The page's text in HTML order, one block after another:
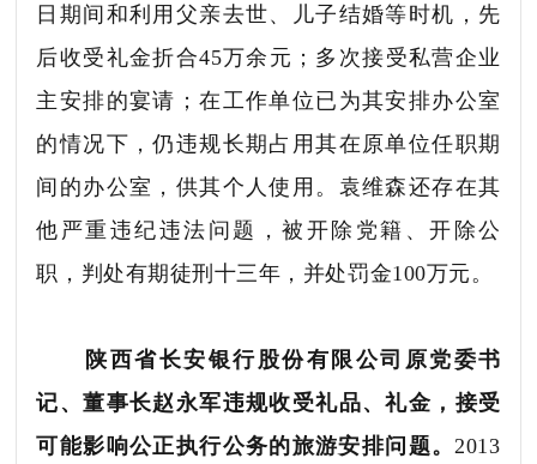
日期间和利用父亲去世、儿子结婚等时机，先
后收受礼金折合45万余元；多次接受私营企业
主安排的宴请；在工作单位已为其安排办公室
的情况下，仍违规长期占用其在原单位任职期
间的办公室，供其个人使用。袁维森还存在其
他严重违纪违法问题，被开除党籍、开除公
职，判处有期徒刑十三年，并处罚金100万元。
陕西省长安银行股份有限公司原党委书
记、董事长赵永军违规收受礼品、礼金，接受
可能影响公正执行公务的旅游安排问题。 2013